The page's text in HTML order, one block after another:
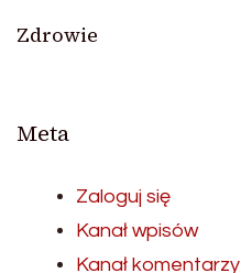
Zdrowie
Meta
Zaloguj się
Kanał wpisów
Kanał komentarzy